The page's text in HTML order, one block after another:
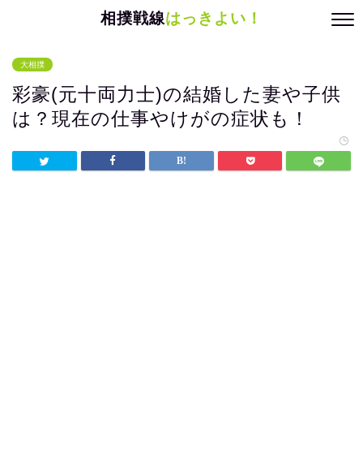
相撲戦線はっきよい！
大相撲
彩豪(元十両力士)の結婚した妻や子供
は？現在の仕事やけがの症状も！